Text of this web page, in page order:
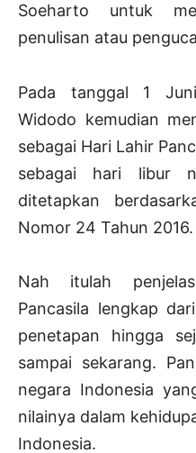
Soeharto untuk
penulisan atau
Pada tanggal 1
Widodo kemudian
sebagai Hari Lahir
sebagai hari libur
ditetapkan
Nomor 24 Tahun 2016.
Nah itulah
Pancasila lengkap
penetapan hingga
sampai sekarang.
negara Indonesia
nilainya dalam
Indonesia.